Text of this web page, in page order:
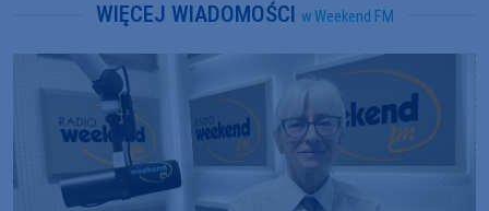
WIĘCEJ WIADOMOŚCI w Weekend FM